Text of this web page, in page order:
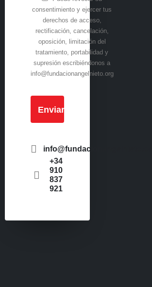
consentimiento y ejercer tus
derechos de acceso,
rectificación, cancelación,
oposición, limitación del
tratamiento, portabilidad y
supresión escribiéndonos a
info@fundacionangelnieto.org
info@fundacionangelnieto.org
+34
910
837
921